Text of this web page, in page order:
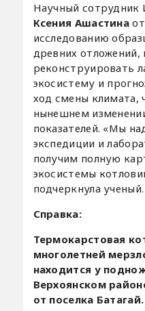
Научный сотрудник
Ксения Ашастина
исследованию
древних отложений,
реконструировать
экосистему и
ход смены климата,
нынешнем
показателей. «Мы
экспедиции и
получим полную
экосистемы
подчеркнула ученый.
Справка:
Термокарстовая
многолетней
находится у
Верхоянском
от поселка